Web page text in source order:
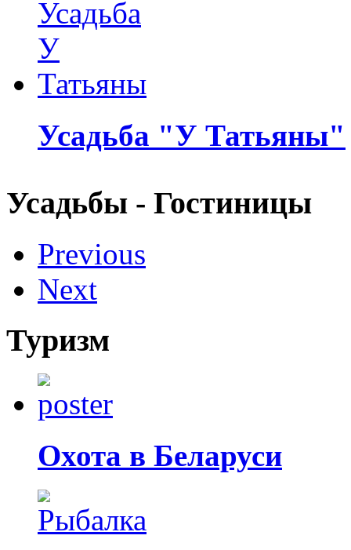
Усадьба "У Татьяны"
Усадьбы - Гостиницы
Previous
Next
Туризм
Охота в Беларуси